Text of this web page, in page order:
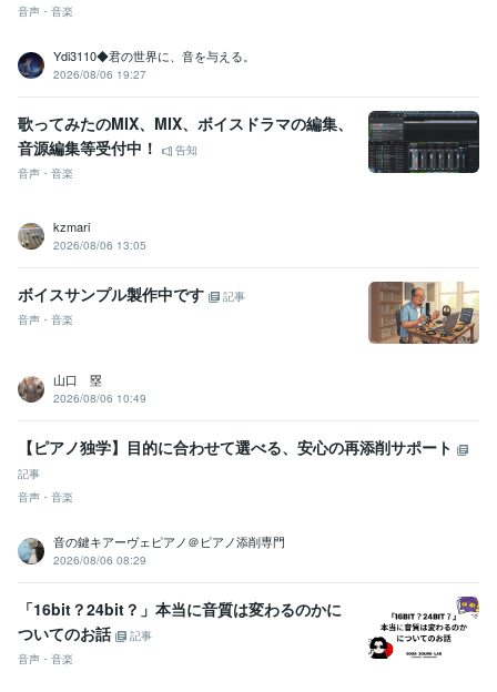
音声・音楽
Ydi3110◆君の世界に、音を与える。
2026/08/06 19:27
歌ってみたのMIX、MIX、ボイスドラマの編集、
音源編集等受付中！
告知
音声・音楽
kzmari
2026/08/06 13:05
ボイスサンプル製作中です
記事
音声・音楽
山口 塁
2026/08/06 10:49
【ピアノ独学】目的に合わせて選べる、安心の再添削サポート
記事
音声・音楽
音の鍵キアーヴェピアノ＠ピアノ添削専門
2026/08/06 08:29
「16bit？24bit？」本当に音質は変わるのかに
ついてのお話
記事
音声・音楽